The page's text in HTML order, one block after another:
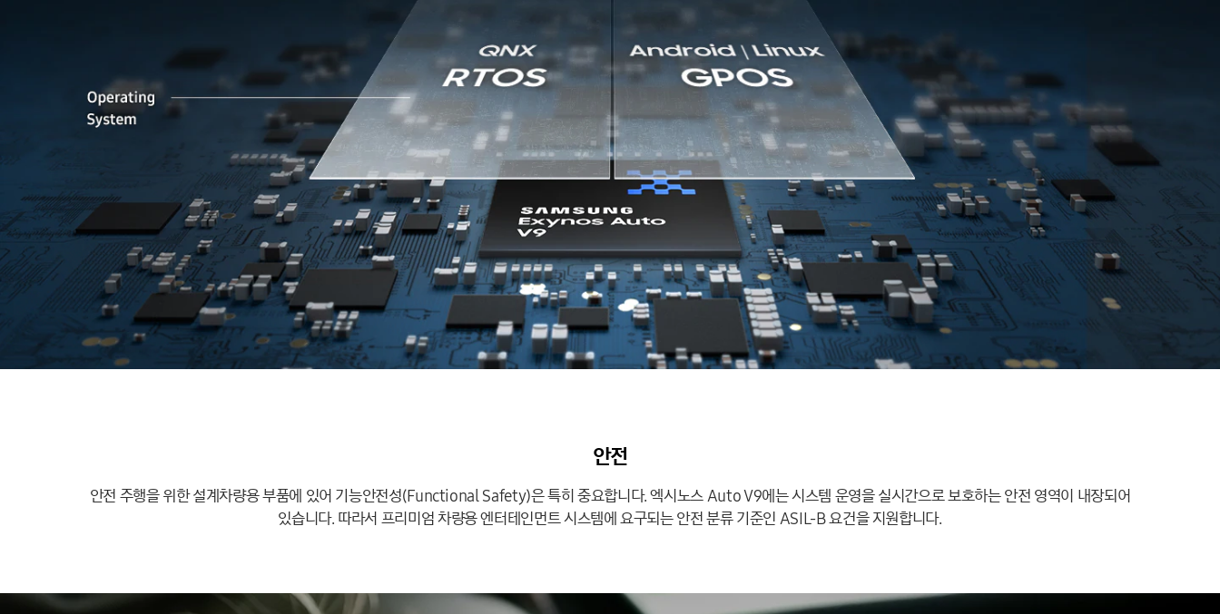
안전
안전 주행을 위한 설계차량용 부품에 있어 기능안전성(Functional Safety)은 특히 중요합니다. 엑시노스 Auto V9에는 시스템 운영을 실시간으로 보호하는 안전 영역이 내장되어
있습니다. 따라서 프리미엄 차량용 엔터테인먼트 시스템에 요구되는 안전 분류 기준인 ASIL-B 요건을 지원합니다.